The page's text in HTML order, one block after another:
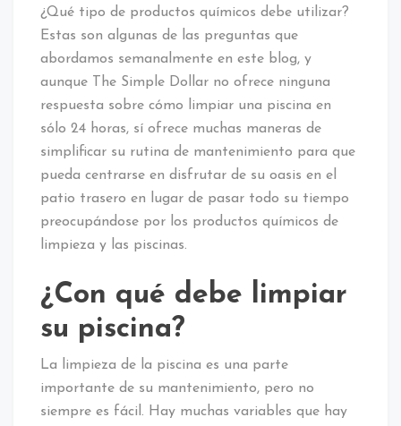
¿Qué tipo de productos químicos debe utilizar?
Estas son algunas de las preguntas que
abordamos semanalmente en este blog, y
aunque The Simple Dollar no ofrece ninguna
respuesta sobre cómo limpiar una piscina en
sólo 24 horas, sí ofrece muchas maneras de
simplificar su rutina de mantenimiento para que
pueda centrarse en disfrutar de su oasis en el
patio trasero en lugar de pasar todo su tiempo
preocupándose por los productos químicos de
limpieza y las piscinas.
¿Con qué debe limpiar
su piscina?
La limpieza de la piscina es una parte
importante de su mantenimiento, pero no
siempre es fácil. Hay muchas variables que hay